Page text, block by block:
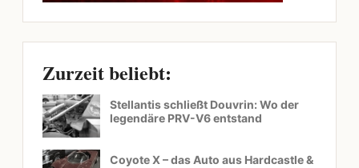
Zurzeit beliebt:
Stellantis schließt Douvrin: Wo der
legendäre PRV-V6 entstand
Coyote X – das Auto aus Hardcastle &